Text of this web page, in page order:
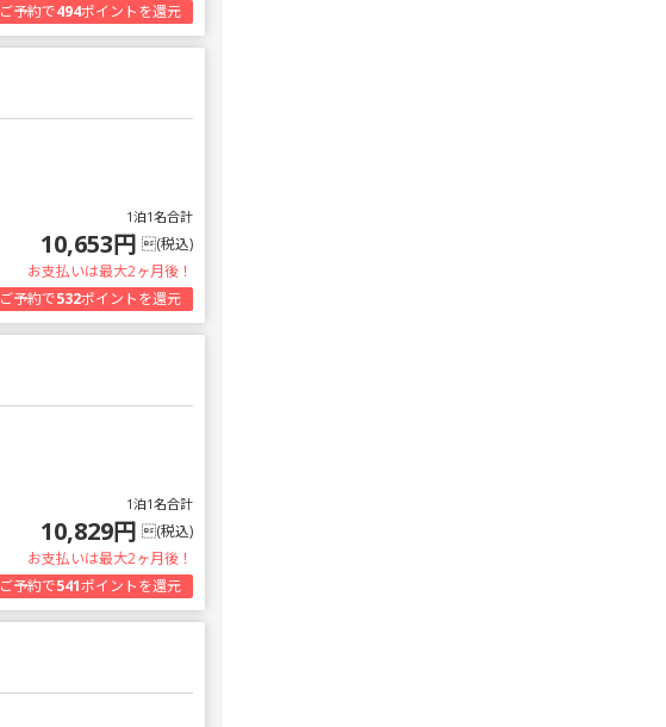
ご予約で494ポイントを還元
1泊1名合計
10,653円 (税込)
お支払いは最大2ヶ月後！
ご予約で532ポイントを還元
1泊1名合計
10,829円 (税込)
お支払いは最大2ヶ月後！
ご予約で541ポイントを還元